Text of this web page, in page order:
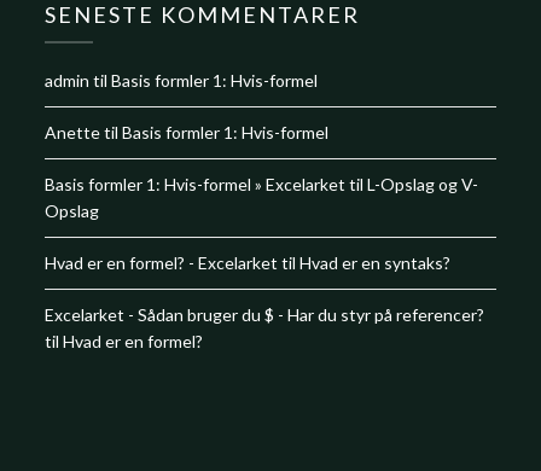
SENESTE KOMMENTARER
admin tilBasis formler 1: Hvis-formel
AnettetilBasis formler 1: Hvis-formel
Basis formler 1: Hvis-formel » Excelarket tilL-Opslag og V-
Opslag
Hvad er en formel? - Excelarket tilHvad er en syntaks?
Excelarket - Sådan bruger du $ - Har du styr på referencer?
tilHvad er en formel?